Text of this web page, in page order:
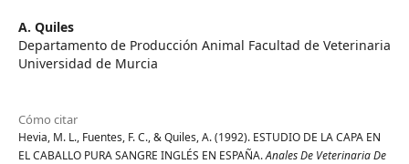
A. Quiles
Departamento de Producción Animal Facultad de Veterinaria
Universidad de Murcia
Cómo citar
Hevia, M. L., Fuentes, F. C., & Quiles, A. (1992). ESTUDIO DE LA CAPA EN
EL CABALLO PURA SANGRE INGLÉS EN ESPAÑA.Anales De Veterinaria De